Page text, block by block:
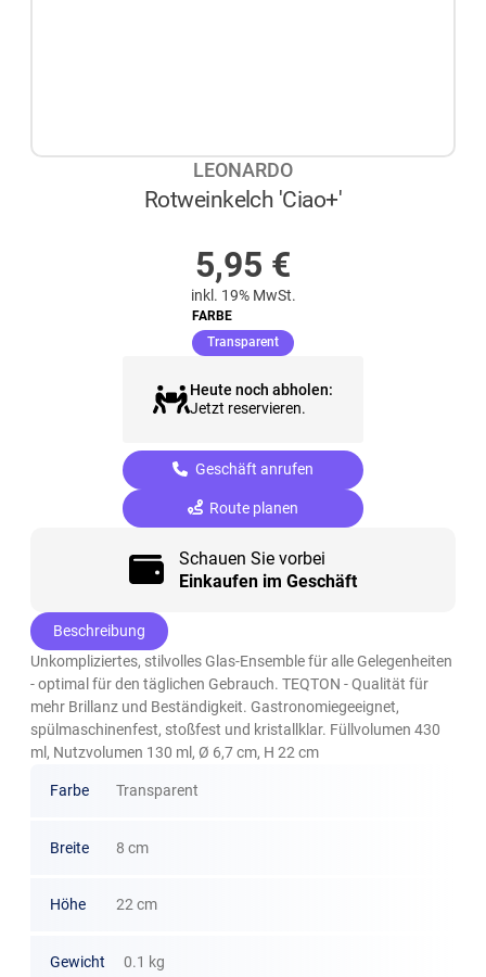
LEONARDO
Rotweinkelch 'Ciao+'
5,95 €
inkl. 19% MwSt.
FARBE
Transparent(ausgewählt)
Heute noch abholen:
Jetzt reservieren.
Geschäft anrufen
Route planen
Schauen Sie vorbei
Einkaufen im Geschäft
Beschreibung
Unkompliziertes, stilvolles Glas-Ensemble für alle Gelegenheiten
- optimal für den täglichen Gebrauch. TEQTON - Qualität für
mehr Brillanz und Beständigkeit. Gastronomiegeeignet,
spülmaschinenfest, stoßfest und kristallklar. Füllvolumen 430
ml, Nutzvolumen 130 ml, Ø 6,7 cm, H 22 cm
Farbe Transparent
Breite 8 cm
Höhe 22 cm
Gewicht 0.1 kg